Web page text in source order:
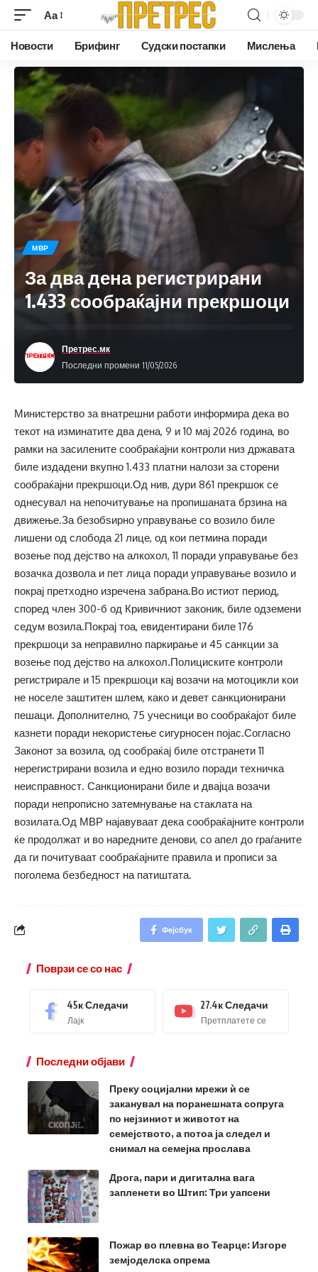
Аа
Новости Брифинг Судски постапки Мислења
МВР
За два дена регистрирани
1.433 сообраќајни прекршоци
Последни промени 11/05/2026
Претрес.мк
Министерство за внатрешни работи информира дека во
текот на изминатите два дена, 9 и 10 мај 2026 година, во
рамки на засилените сообраќајни контроли низ државата
биле издадени вкупно 1.433 платни налози за сторени
сообраќајни прекршоци.Од нив, дури 861 прекршок се
однесувал на непочитување на пропишаната брзина на
движење.За безобѕирно управување со возило биле
лишени од слобода 21 лице, од кои петмина поради
возење под дејство на алкохол, 11 поради управување без
возачка дозвола и пет лица поради управување возило и
покрај претходно изречена забрана.Во истиот период,
според член 300-б од Кривичниот законик, биле одземени
седум возила.Покрај тоа, евидентирани биле 176
прекршоци за неправилно паркирање и 45 санкции за
возење под дејство на алкохол.Полициските контроли
регистрирале и 15 прекршоци кај возачи на мотоцикли кои
не носеле заштитен шлем, како и девет санкционирани
пешаци. Дополнително, 75 учесници во сообраќајот биле
казнети поради некористење сигурносен појас.Согласно
Законот за возила, од сообраќај биле отстранети 11
нерегистрирани возила и едно возило поради техничка
неисправност. Санкционирани биле и двајца возачи
поради непрописно затемнување на стаклата на
возилата.Од МВР најавуваат дека сообраќајните контроли
ќе продолжат и во наредните денови, со апел до граѓаните
да ги почитуваат сообраќајните правила и прописи за
поголема безбедност на патиштата.
Фејсбук
Поврзи се со нас
45кСледачи
Лајк
27.4кСледачи
Претплатете се
Последни објави
Преку социјални мрежи ѝ се
заканувал на поранешната сопруга
по нејзиниот и животот на
семејството, а потоа ја следел и
снимал на семејна прослава
Дрога, пари и дигитална вага
запленети во Штип: Три уапсени
Пожар во плевна во Теарце: Изгоре
земјоделска опрема